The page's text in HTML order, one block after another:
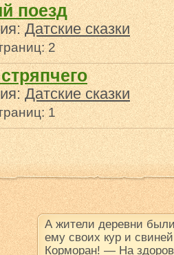
поезд
Датские сказки
2
Датские сказки
1
А жители деревни
ему своих кур и
Корморан! — На